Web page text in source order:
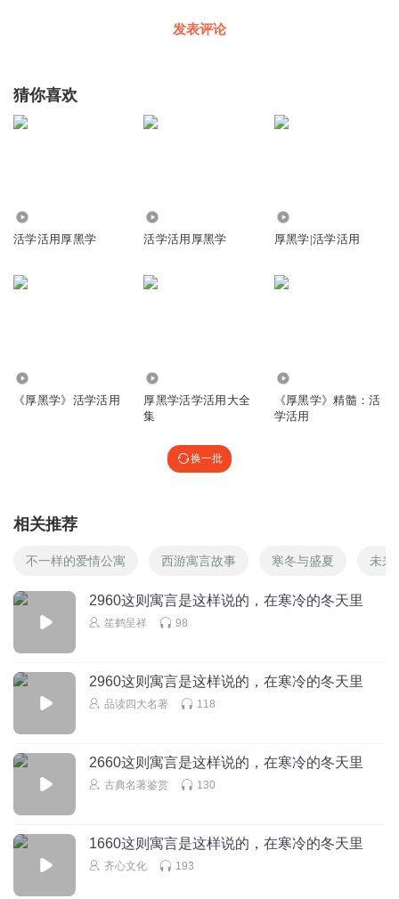
发表评论
猜你喜欢
活学活用厚黑学 活学活用厚黑学 厚黑学|活学活用
《厚黑学》活学活用
厚黑学活学活用大全
集
《厚黑学》精髓：活
学活用
换一批
相关推荐
不一样的爱情公寓 西游寓言故事 寒冬与盛夏 未来
2960这则寓言是这样说的，在寒冷的冬天里
笙鹤呈祥 98
2960这则寓言是这样说的，在寒冷的冬天里
品读四大名著 118
2660这则寓言是这样说的，在寒冷的冬天里
古典名著鉴赏 130
1660这则寓言是这样说的，在寒冷的冬天里
齐心文化 193